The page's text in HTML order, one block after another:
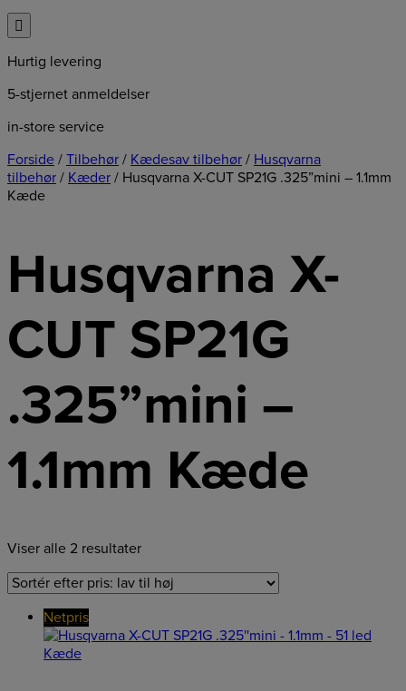
Hurtig levering
5-stjernet anmeldelser
in-store service
Forside / Tilbehør / Kædesav tilbehør / Husqvarna
tilbehør / Kæder / Husqvarna X-CUT SP21G .325”mini – 1.1mm
Kæde
Husqvarna X-
CUT SP21G
.325”mini –
1.1mm Kæde
Viser alle 2 resultater
Netpris